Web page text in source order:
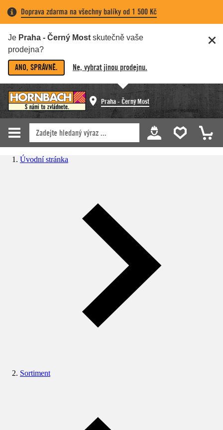
Doprava zdarma na všechny balíky od 1 500 Kč
Je Praha - Černý Most skutečně vaše
prodejna?
ANO, SPRÁVNĚ. Ne, vybrat jinou prodejnu.
Praha - Černý Most
Úvodní stránka
Sortiment